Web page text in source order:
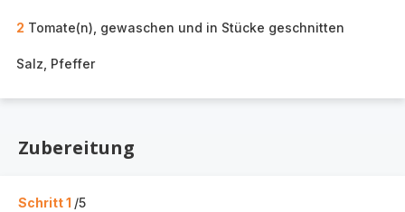
2 Tomate(n), gewaschen und in Stücke geschnitten
Salz, Pfeffer
Zubereitung
Schritt 1 /5